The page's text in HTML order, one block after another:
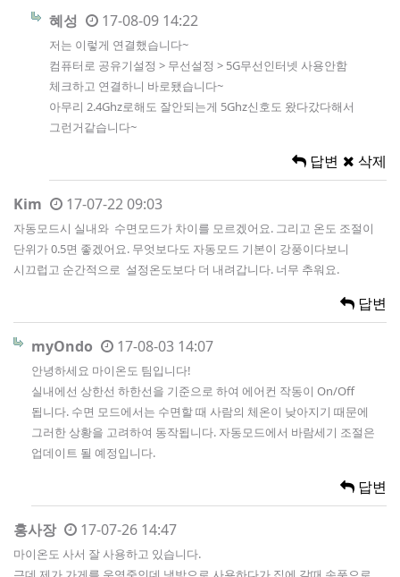
혜성 17-08-09 14:22
저는 이렇게 연결했습니다~
컴퓨터로 공유기설정 > 무선설정 > 5G무선인터넷 사용안함
체크하고 연결하니 바로됐습니다~
아무리 2.4Ghz로해도 잘안되는게 5Ghz신호도 왔다갔다해서
그런거같습니다~
답변 삭제
Kim 17-07-22 09:03
자동모드시 실내와 수면모드가 차이를 모르겠어요. 그리고 온도 조절이
단위가 0.5면 좋겠어요. 무엇보다도 자동모드 기본이 강풍이다보니
시끄럽고 순간적으로 설정온도보다 더 내려갑니다. 너무 추워요.
답변
myOndo 17-08-03 14:07
안녕하세요 마이온도 팀입니다!
실내에선 상한선 하한선을 기준으로 하여 에어컨 작동이 On/Off
됩니다. 수면 모드에서는 수면할 때 사람의 체온이 낮아지기 때문에
그러한 상황을 고려하여 동작됩니다. 자동모드에서 바람세기 조절은
업데이트 될 예정입니다.
답변
홍사장 17-07-26 14:47
마이온도 사서 잘 사용하고 있습니다.